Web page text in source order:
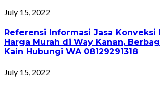
July 15, 2022
Referensi Informasi Jasa Konveksi
Harga Murah di Way Kanan,
Kain Hubungi WA 08129291318
July 15, 2022